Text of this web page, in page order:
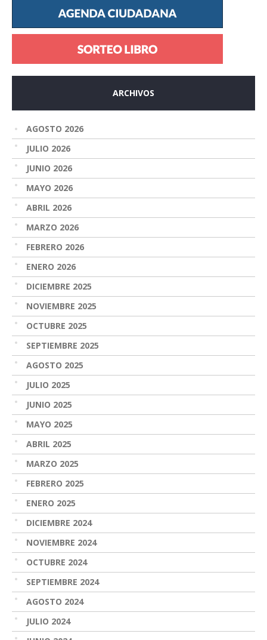
ARCHIVOS
AGOSTO 2026
JULIO 2026
JUNIO 2026
MAYO 2026
ABRIL 2026
MARZO 2026
FEBRERO 2026
ENERO 2026
DICIEMBRE 2025
NOVIEMBRE 2025
OCTUBRE 2025
SEPTIEMBRE 2025
AGOSTO 2025
JULIO 2025
JUNIO 2025
MAYO 2025
ABRIL 2025
MARZO 2025
FEBRERO 2025
ENERO 2025
DICIEMBRE 2024
NOVIEMBRE 2024
OCTUBRE 2024
SEPTIEMBRE 2024
AGOSTO 2024
JULIO 2024